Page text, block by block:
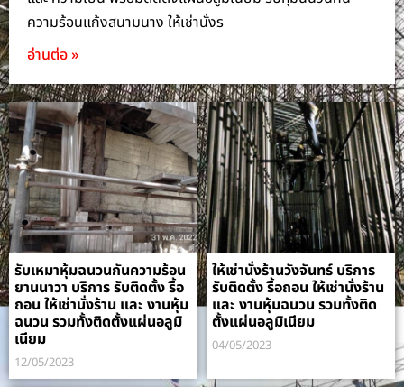
ความร้อนแก้งสนามนาง ให้เช่านั่งร
อ่านต่อ »
รับเหมาหุ้มฉนวนกันความร้อน
ยานนาวา บริการ รับติดตั้ง รื้อ
ถอน ให้เช่านั่งร้าน และ งานหุ้ม
ฉนวน รวมทั้งติดตั้งแผ่นอลูมิ
เนียม
12/05/2023
ให้เช่านั่งร้านวังจันทร์ บริการ
รับติดตั้ง รื้อถอน ให้เช่านั่งร้าน
และ งานหุ้มฉนวน รวมทั้งติด
ตั้งแผ่นอลูมิเนียม
04/05/2023